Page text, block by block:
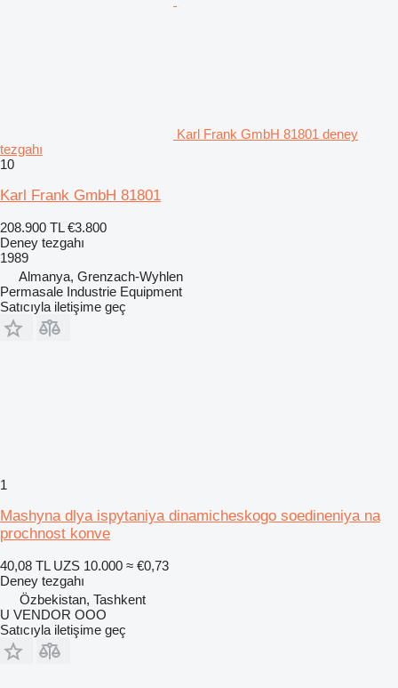
Karl Frank GmbH 81801 deney
tezgahı
10
Karl Frank GmbH 81801
208.900 TL €3.800
Deney tezgahı
1989
Almanya, Grenzach-Wyhlen
Permasale Industrie Equipment
Satıcıyla iletişime geç
1
Mashyna dlya ispytaniya dinamicheskogo soedineniya na
prochnost konve
40,08 TL UZS 10.000 ≈ €0,73
Deney tezgahı
Özbekistan, Tashkent
U VENDOR OOO
Satıcıyla iletişime geç